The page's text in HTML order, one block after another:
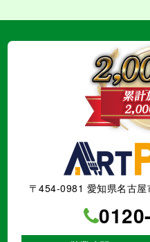
〒454-0981 愛知県名古